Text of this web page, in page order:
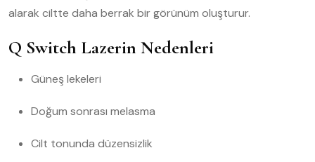
alarak ciltte daha berrak bir görünüm oluşturur.
Q Switch Lazerin Nedenleri
Güneş lekeleri
Doğum sonrası melasma
Cilt tonunda düzensizlik